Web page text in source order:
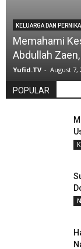
KELUARGA DAN
Memahami
Abdullah Zaen,
Yufid.TV - August 7,
POPULAR